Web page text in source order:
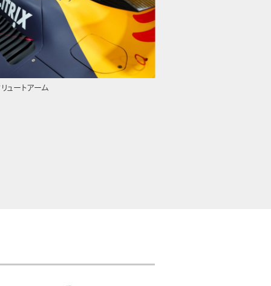
ュートアーム